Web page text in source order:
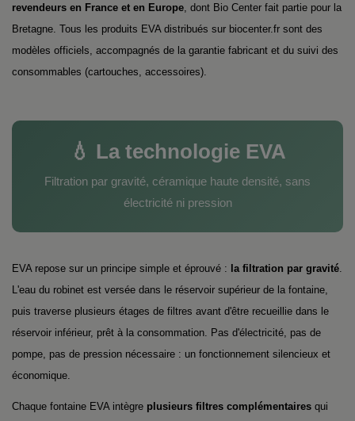
revendeurs en France et en Europe , dont Bio Center fait partie pour la
Bretagne. Tous les produits EVA distribués sur biocenter.fr sont des
modèles officiels, accompagnés de la garantie fabricant et du suivi des
consommables (cartouches, accessoires).
💧 La technologie EVA
Filtration par gravité, céramique haute densité, sans
électricité ni pression
EVA repose sur un principe simple et éprouvé : la filtration par gravité
L'eau du robinet est versée dans le réservoir supérieur de la fontaine,
puis traverse plusieurs étages de filtres avant d'être recueillie dans le
réservoir inférieur, prêt à la consommation. Pas d'électricité, pas de
pompe, pas de pression nécessaire : un fonctionnement silencieux et
économique.
Chaque fontaine EVA intègre plusieurs filtres complémentaires qui